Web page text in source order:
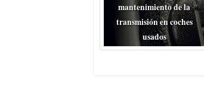
mantenimiento de la
transmisión en coches
usados